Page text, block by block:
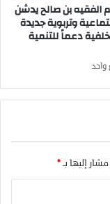
الفقيه بن صالح يدشن
وتربوية جديدة
دعماً للتنمية
واحد
مشار إليها بـ *